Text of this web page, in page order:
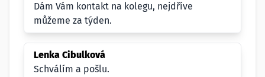
Dám Vám kontakt na kolegu, nejdříve
můžeme za týden.
Lenka Cibulková
Schválím a pošlu.